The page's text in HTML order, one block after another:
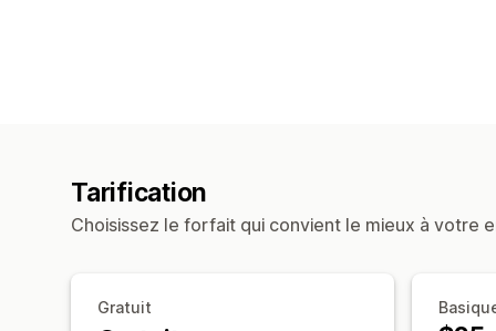
Tarification
Choisissez le forfait qui convient le mieux à votre
Gratuit